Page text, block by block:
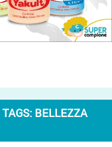
TAGS: BELLEZZA